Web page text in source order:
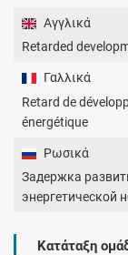
Αγγλικά
Retarded
Γαλλικά
Retard de
énergétique
Ρωσικά
Задержка
энергетической
Κατάταξη